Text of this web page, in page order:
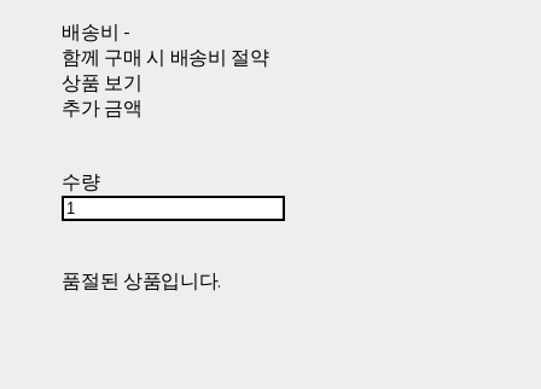
배송비 -
함께 구매 시 배송비 절약
상품 보기
추가 금액
수량
품절된 상품입니다.